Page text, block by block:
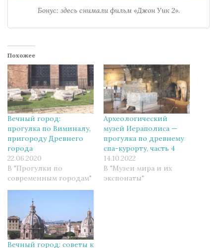
Бонус: здесь снимали фильм «Джон Уик 2».
Похожее
Вечный город:
прогулка по Виминалу,
пригороду Древнего
города
22.06.2020
В "Прогулки по
современным городам"
Археологический
музей Иераполиса —
прогулка по древнему
спа-курорту, часть 4
14.10.2022
В "Музеи мира и их
экспонаты"
Вечный город: советы к